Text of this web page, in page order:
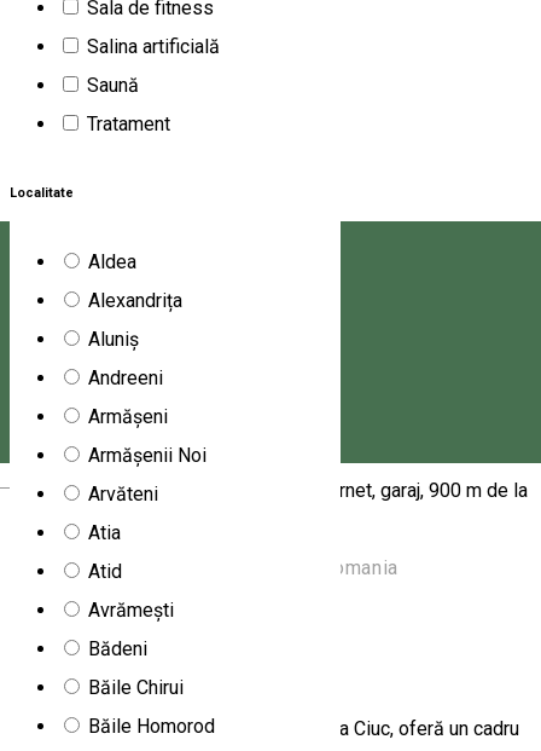
Sala de fitness
Salina artificială
Saună
Tratament
Localitate
Aldea
Alexandrița
Aluniș
Andreeni
Armășeni
Armășenii Noi
Arvăteni
Atia
Atid
Avrămești
Bădeni
Băile Chirui
Băile Homorod
Pentru oaspeții cu copii, chalet-ul pune la dispoziție
echipament de joacă în aer liber. Complexul are o zonă de
picnic unde puteți petrece o zi în aer liber. Cel mai apropiat
aeroport este Aeroportul Internațional Bacău, la 114 km de
Apartament
Apartament Dóri
Apartamentul de închiriat Dóri se află în stațiunea Harghita
Băi. Apartamentul pune la dispoziția turiștilor trei camere.
Parter: 2 bai, living, bucatarie si baie. Etaj: 3 camere. 2
televizoare. Centala termica, curte, internet, garaj, 900 m de la
centru.
Strada Harghita Băi, Harghita-Băi, Romania
Apartament
Apartamentele 4 Fa, situate în Miercurea Ciuc, oferă un cadru